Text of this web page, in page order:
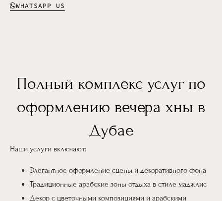
WHATSAPP US
Полный комплекс услуг по
оформлению вечера хны в
Дубае
Наши услуги включают:
Элегантное оформление сцены и декоративного фона
Традиционные арабские зоны отдыха в стиле маджлис
Декор с цветочными композициями и арабскими